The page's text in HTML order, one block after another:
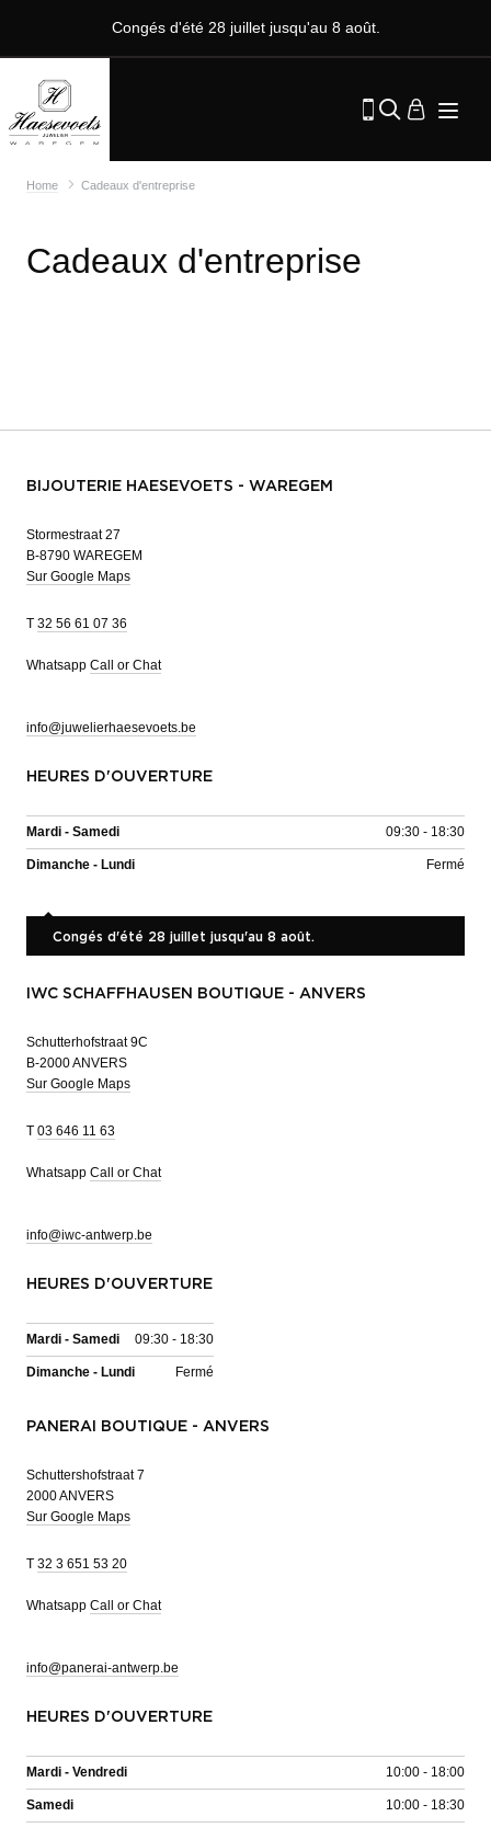
Congés d'été 28 juillet jusqu'au 8 août.
Home Cadeaux d'entreprise
Cadeaux d'entreprise
BIJOUTERIE HAESEVOETS - WAREGEM
Stormestraat 27
B-8790 WAREGEM
Sur Google Maps
T 32 56 61 07 36
Whatsapp Call or Chat
info@juwelierhaesevoets.be
HEURES D'OUVERTURE
Mardi - Samedi 09:30 - 18:30
Dimanche - Lundi Fermé
Congés d'été 28 juillet jusqu'au 8 août.
IWC SCHAFFHAUSEN BOUTIQUE - ANVERS
Schutterhofstraat 9C
B-2000 ANVERS
Sur Google Maps
T 03 646 11 63
Whatsapp Call or Chat
info@iwc-antwerp.be
HEURES D'OUVERTURE
Mardi - Samedi 09:30 - 18:30
Dimanche - Lundi Fermé
PANERAI BOUTIQUE - ANVERS
Schuttershofstraat 7
2000 ANVERS
Sur Google Maps
T 32 3 651 53 20
Whatsapp Call or Chat
info@panerai-antwerp.be
HEURES D'OUVERTURE
Mardi - Vendredi 10:00 - 18:00
Samedi 10:00 - 18:30